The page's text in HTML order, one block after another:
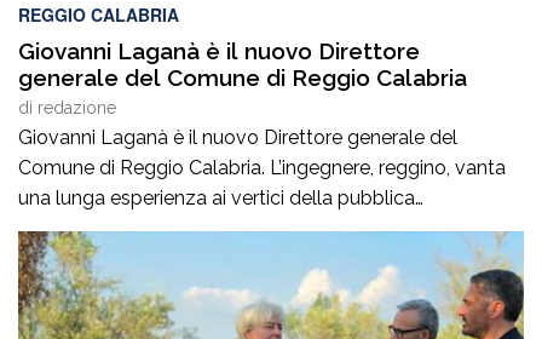
REGGIO CALABRIA
Giovanni Laganà è il nuovo Direttore
generale del Comune di Reggio Calabria
di redazione
Giovanni Laganà è il nuovo Direttore generale del
Comune di Reggio Calabria. L’ingegnere, reggino, vanta
una lunga esperienza ai vertici della pubblica
amministrazione e della gestione delle infrastrutture in
Calabria ed in Sicilia. È stato Vice Direttore regionale
Anas Sicilia, Capo Compartimento Anas Calabria,
Direttore generale della Regione Calabria e Direttore